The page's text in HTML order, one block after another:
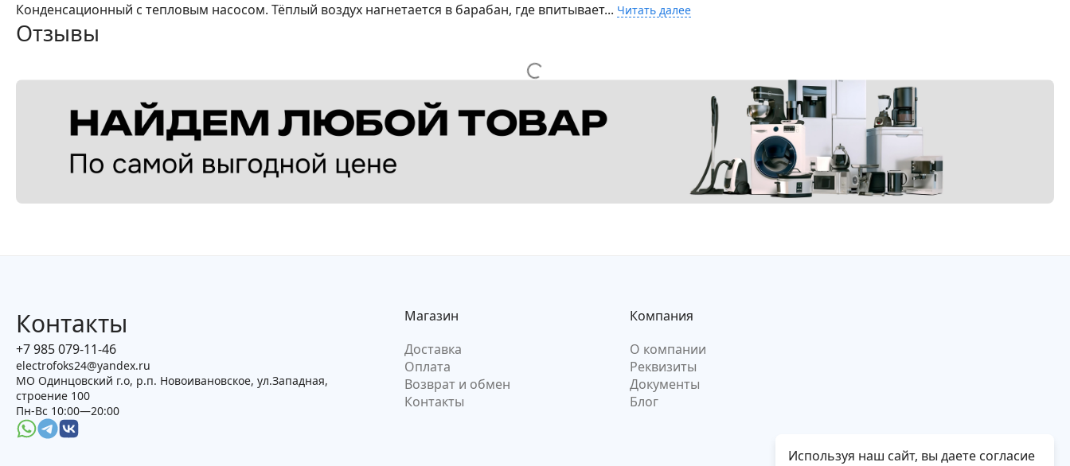
Конденсационный с тепловым насосом. Тёплый воздух нагнетается в барабан, где впитывает... Читать далее
Отзывы
Контакты
+7 985 079-11-46
electrofoks24@yandex.ru
МО Одинцовский г.о, р.п. Новоивановское, ул.Западная,
строение 100
Пн-Вс 10:00—20:00
Магазин
Доставка
Оплата
Возврат и обмен
Контакты
Компания
О компании
Реквизиты
Документы
Блог
Используя наш сайт, вы даете согласие